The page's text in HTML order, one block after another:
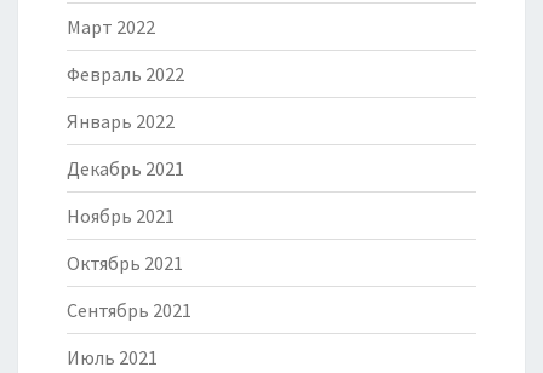
Март 2022
Февраль 2022
Январь 2022
Декабрь 2021
Ноябрь 2021
Октябрь 2021
Сентябрь 2021
Июль 2021